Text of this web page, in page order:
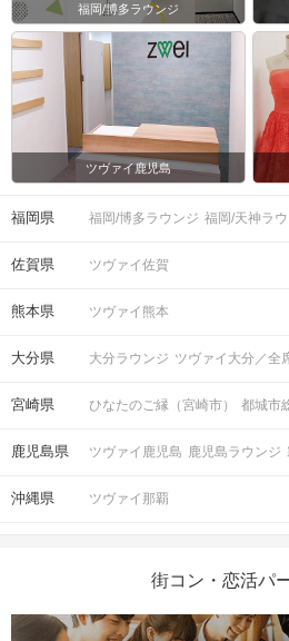
会場
注意事項
※開始時刻か
数：3対3）
スマートフォ
お食事
ミネラルウォ
福岡/博多ラウンジ
ツヴァイ鹿児島
福岡県 福岡/博多ラウンジ 福岡/天神ラ
佐賀県 ツヴァイ佐賀
熊本県 ツヴァイ熊本
大分県 大分ラウンジ ツヴァイ大分／全
宮崎県 ひなたのご縁（宮崎市） 都城市
鹿児島県 ツヴァイ鹿児島 鹿児島ラウンジ
沖縄県 ツヴァイ那覇
街コン・恋活パ